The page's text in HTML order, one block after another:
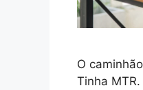
O
Tinha